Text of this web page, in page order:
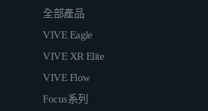
全部產品
VIVE Eagle
VIVE XR Elite
VIVE Flow
Focus系列